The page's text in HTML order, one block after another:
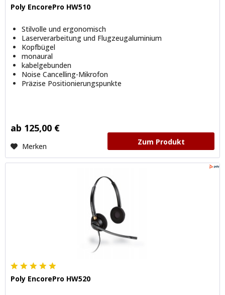
Poly EncorePro HW510
Stilvolle und ergonomisch
Laserverarbeitung und Flugzeugaluminium
Kopfbügel
monaural
kabelgebunden
Noise Cancelling-Mikrofon
Präzise Positionierungspunkte
ab 125,00 €
Merken Zum Produkt
Poly EncorePro HW520